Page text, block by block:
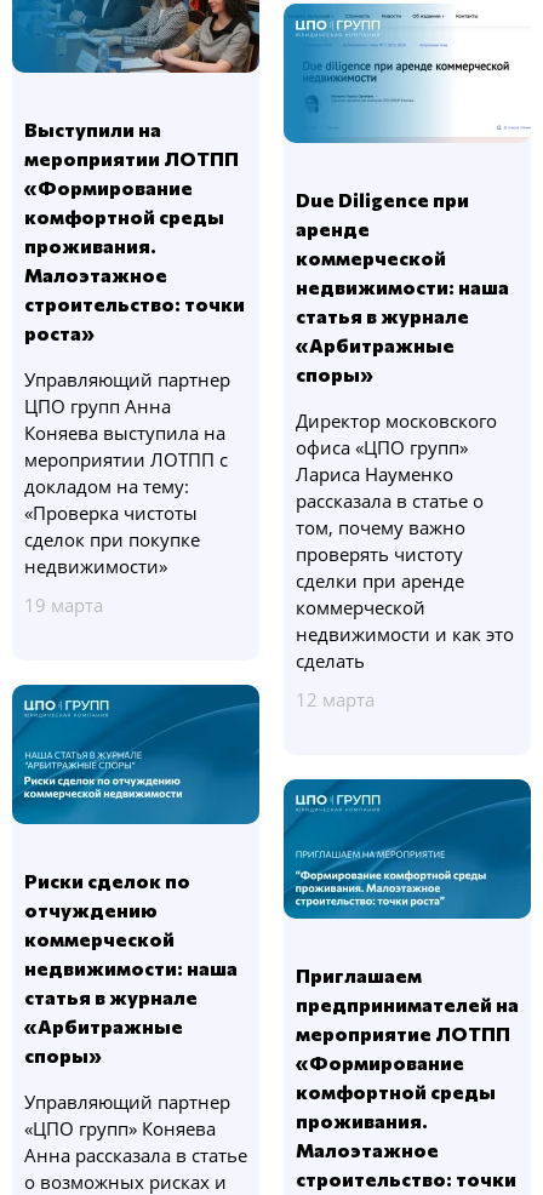
Выступили на
мероприятии ЛОТПП
«Формирование
комфортной среды
проживания.
Малоэтажное
строительство: точки
роста»
Управляющий партнер
ЦПО групп Анна
Коняева выступила на
мероприятии ЛОТПП с
докладом на тему:
«Проверка чистоты
сделок при покупке
недвижимости»
19 марта
Due Diligence при
аренде
коммерческой
недвижимости: наша
статья в журнале
«Арбитражные
споры»
Директор московского
офиса «ЦПО групп»
Лариса Науменко
рассказала в статье о
том, почему важно
проверять чистоту
сделки при аренде
коммерческой
недвижимости и как это
сделать
12 марта
Риски сделок по
отчуждению
коммерческой
недвижимости: наша
статья в журнале
«Арбитражные
споры»
Управляющий партнер
«ЦПО групп» Коняева
Анна рассказала в статье
о возможных рисках и
Приглашаем
предпринимателей на
мероприятие ЛОТПП
«Формирование
комфортной среды
проживания.
Малоэтажное
строительство: точки